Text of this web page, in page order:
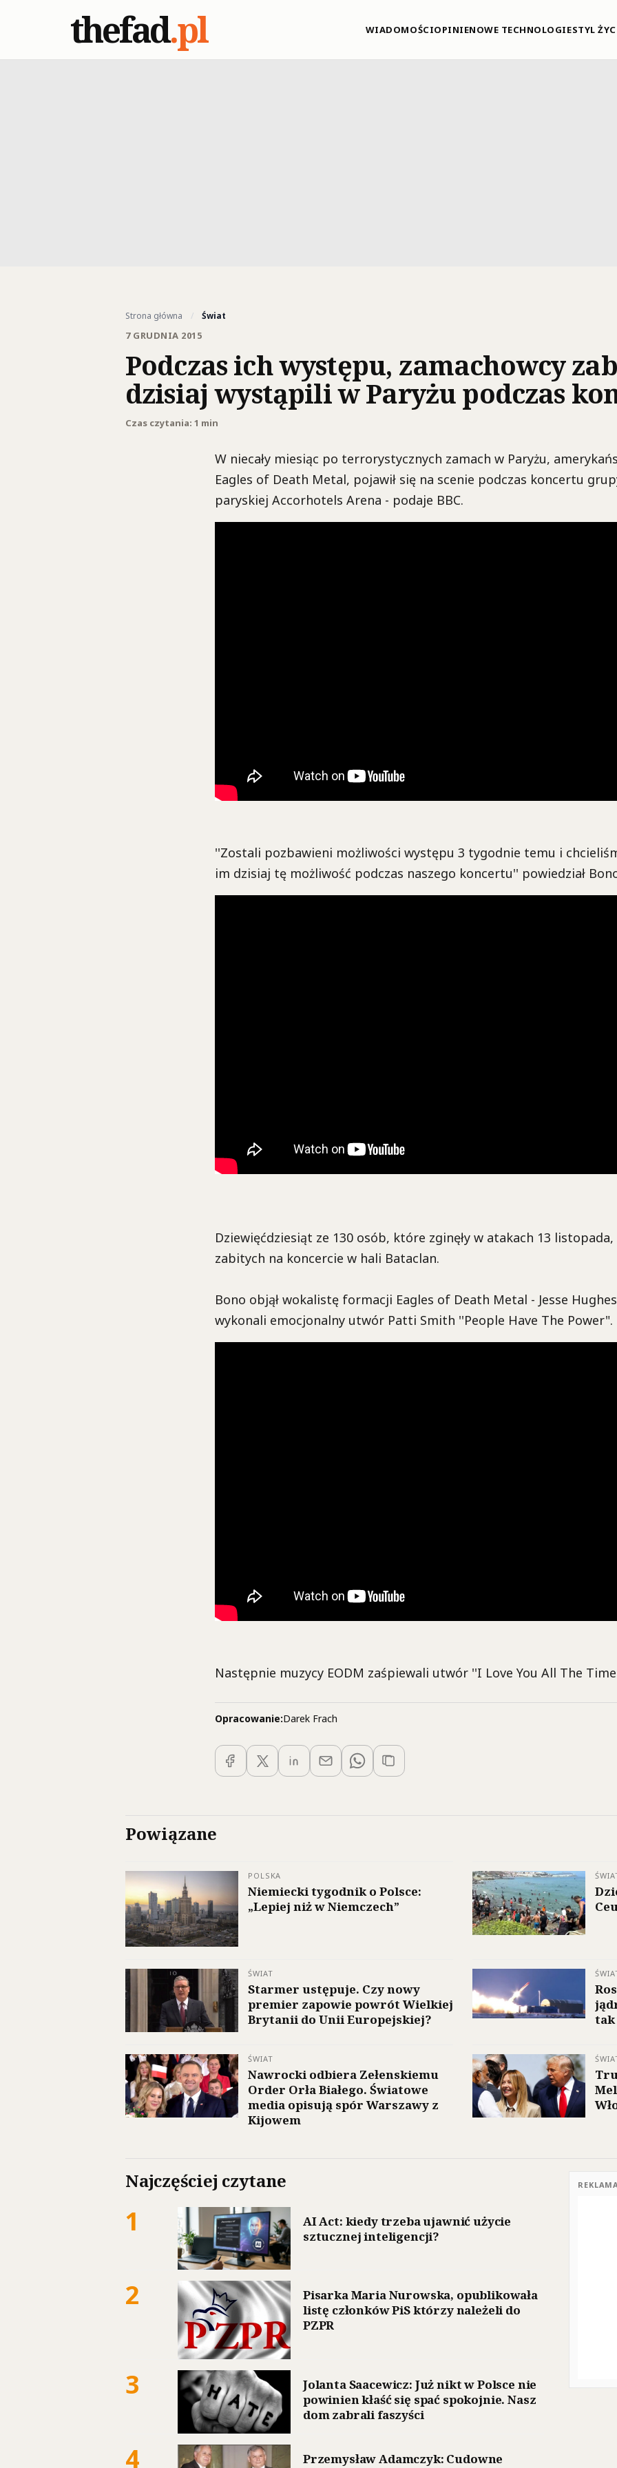
thefad.pl WIADOMOŚCIOPINIENOWE TECHNOLOGIESTYL
Strona główna / Świat
7 GRUDNIA 2015
Podczas ich występu, zamachowcy
dzisiaj wystąpili w Paryżu podczas
Czas czytania: 1 min
W niecały miesiąc po terrorystycznych zamach w Paryżu,
Eagles of Death Metal, pojawił się na scenie podczas koncertu
paryskiej Accorhotels Arena - podaje BBC.
''Zostali pozbawieni możliwości występu 3 tygodnie temu i
im dzisiaj tę możliwość podczas naszego koncertu'' powiedział
Dziewięćdziesiąt ze 130 osób, które zginęły w atakach 13 listopada,
zabitych na koncercie w hali Bataclan.
Bono objął wokalistę formacji Eagles of Death Metal - Jesse
wykonali emocjonalny utwór Patti Smith ''People Have The Power".
Następnie muzycy EODM zaśpiewali utwór ''I Love You All The
Opracowanie:Darek Frach
Powiązane
POLSKA
Niemiecki tygodnik o Polsce:
„Lepiej niż w Niemczech”
ŚWIAT
Starmer ustępuje. Czy nowy
premier zapowie powrót Wielkiej
Brytanii do Unii Europejskiej?
tak
ŚWIAT
Nawrocki odbiera Zełenskiemu
Order Orła Białego. Światowe
media opisują spór Warszawy z
Kijowem
Najczęściej czytane
1
AI Act: kiedy trzeba ujawnić użycie
sztucznej inteligencji?
2
Pisarka Maria Nurowska, opublikowała
listę członków PiS którzy należeli do
PZPR
3
Jolanta Saacewicz: Już nikt w Polsce nie
powinien kłaść się spać spokojnie. Nasz
dom zabrali faszyści
4
Przemysław Adamczyk: Cudowne